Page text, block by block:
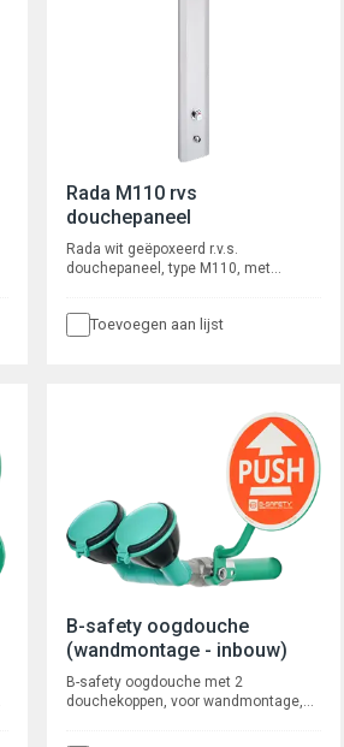
Rada M110 rvs
douchepaneel
Rada wit geëpoxeerd r.v.s.
douchepaneel, type M110, met
mogelijkheid om de kraan op simpele
volumestroom en zelfreinigend
onderhoudsarm binnenwerk. Spoeltijd
waterbesparende douchekop, type
Rada VR106RC, kogelafsluiters en
flexibele slangaansluitingen met ½”
wartel.
Toevoegen aan lijst
B-safety oogdouche
(wandmontage - inbouw)
B-safety oogdouche met 2
douchekoppen, voor wandmontage,